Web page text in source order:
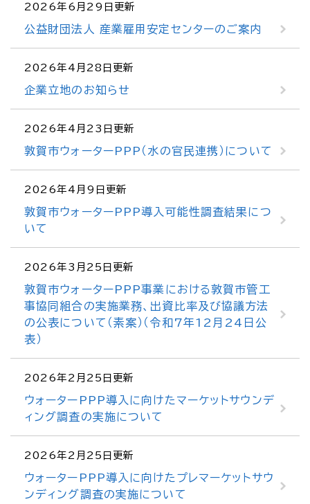
2026年6月29日更新
公益財団法人 産業雇用安定センターのご案内
2026年4月28日更新
企業立地のお知らせ
2026年4月23日更新
敦賀市ウォーターPPP（水の官民連携）について
2026年4月9日更新
敦賀市ウォーターPPP導入可能性調査結果につ
いて
2026年3月25日更新
敦賀市ウォーターPPP事業における敦賀市管工
事協同組合の実施業務、出資比率及び協議方法
の公表について（素案）（令和7年12月24日公
表）
2026年2月25日更新
ウォーターPPP導入に向けたマーケットサウンデ
ィング調査の実施について
2026年2月25日更新
ウォーターPPP導入に向けたプレマーケットサウ
ンディング調査の実施について